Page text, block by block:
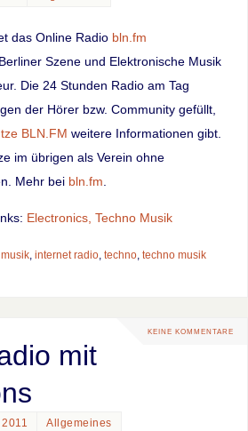
das Online Radio bln.fm
Szene und Elektronische Musik
Die 24 Stunden Radio am Tag
der Hörer bzw. Community gefüllt,
BLN.FM weitere Informationen gibt.
im übrigen als Verein ohne
Mehr bei bln.fm
Electronics, Techno Musik
, internet radio, techno, techno musik
KEINE KOMMENTARE
mit
Allgemeines